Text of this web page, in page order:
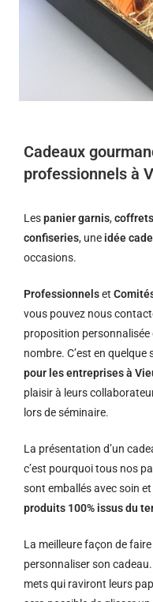
Cadeaux
professionnels à
Lespanier garnis,
confiseries, une idée
occasions.
Professionnelset
vous pouvez nous
proposition
nombre. C’est en
pour les entreprises à
plaisir à leurs
lors de séminaire.
La présentation d’un
c’est pourquoi tous nos
sont emballés avec soin
produits 100% issus du
La meilleure façon de
personnaliser son
mets qui raviront leurs